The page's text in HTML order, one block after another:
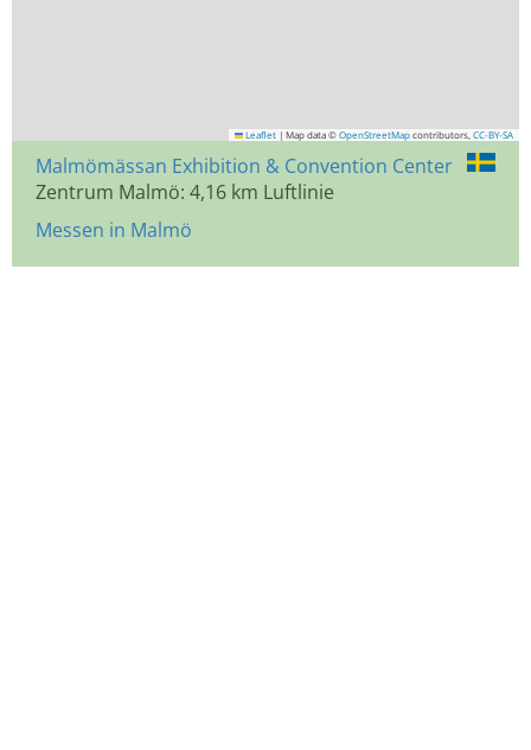
Leaflet | Map data © OpenStreetMap contributors, CC-BY-SA
Malmömässan Exhibition & Convention Center
Zentrum Malmö: 4,16 km Luftlinie
Messen in Malmö